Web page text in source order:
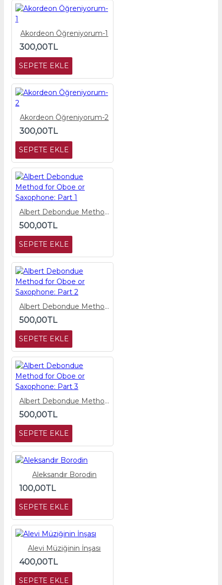
Akordeon Öğreniyorum-1
300,00TL
SEPETE EKLE
Akordeon Öğreniyorum-2
300,00TL
SEPETE EKLE
Albert Debondue Method for Oboe or Saxophone: Part 1
500,00TL
SEPETE EKLE
Albert Debondue Method for Oboe or Saxophone: Part 2
500,00TL
SEPETE EKLE
Albert Debondue Method for Oboe or Saxophone: Part 3
500,00TL
SEPETE EKLE
Aleksandır Borodin
100,00TL
SEPETE EKLE
Alevi Müziğinin İnşası
400,00TL
SEPETE EKLE